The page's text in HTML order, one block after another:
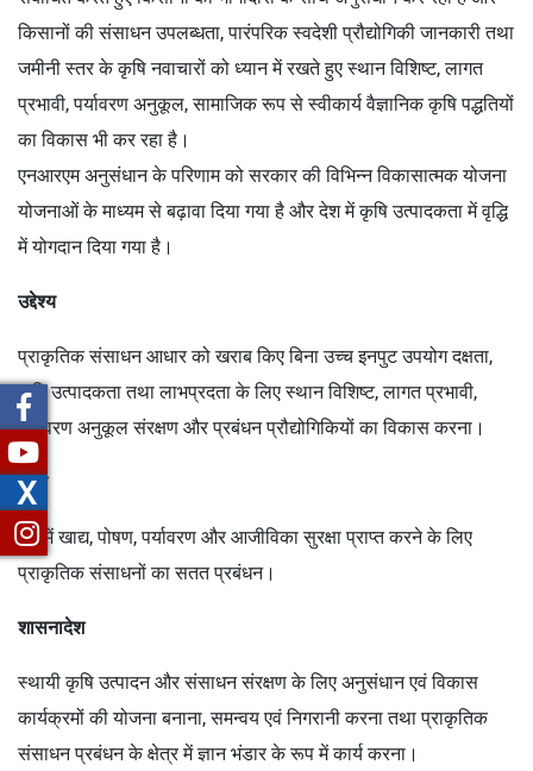
किसानों की संसाधन उपलब्धता, पारंपरिक स्वदेशी प्रौद्योगिकी जानकारी तथा
जमीनी स्तर के कृषि नवाचारों को ध्यान में रखते हुए स्थान विशिष्ट, लागत
प्रभावी, पर्यावरण अनुकूल, सामाजिक रूप से स्वीकार्य वैज्ञानिक कृषि पद्धतियों
का विकास भी कर रहा है।
एनआरएम अनुसंधान के परिणाम को सरकार की विभिन्न विकासात्मक योजना
योजनाओं के माध्यम से बढ़ावा दिया गया है और देश में कृषि उत्पादकता में वृद्धि
में योगदान दिया गया है।
उद्देश्य
प्राकृतिक संसाधन आधार को खराब किए बिना उच्च इनपुट उपयोग दक्षता,
कृषि उत्पादकता तथा लाभप्रदता के लिए स्थान विशिष्ट, लागत प्रभावी,
पर्यावरण अनुकूल संरक्षण और प्रबंधन प्रौद्योगिकियों का विकास करना।
दृष्टि
देश में खाद्य, पोषण, पर्यावरण और आजीविका सुरक्षा प्राप्त करने के लिए
प्राकृतिक संसाधनों का सतत प्रबंधन।
शासनादेश
स्थायी कृषि उत्पादन और संसाधन संरक्षण के लिए अनुसंधान एवं विकास
कार्यक्रमों की योजना बनाना, समन्वय एवं निगरानी करना तथा प्राकृतिक
संसाधन प्रबंधन के क्षेत्र में ज्ञान भंडार के रूप में कार्य करना।
X